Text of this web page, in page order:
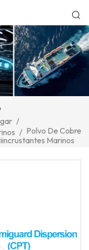
/
/ Polvo De Cobre
Marinos